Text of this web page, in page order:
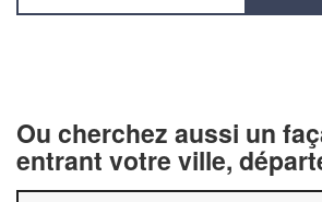
Ou cherchez aussi un
entrant votre ville,